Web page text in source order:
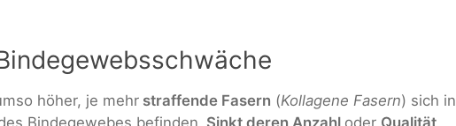
höher, je mehr straffende Fasern (Kollagene Fasern) sich in